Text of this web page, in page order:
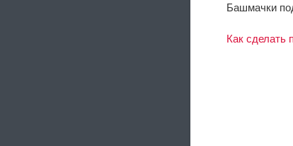
Башмачки
Как сделать